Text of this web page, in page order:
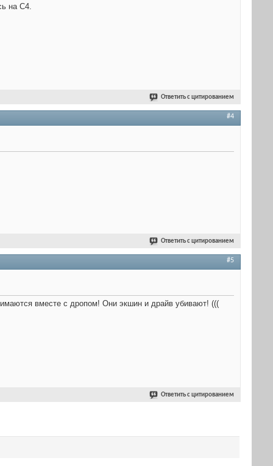
на С4.
Ответить с цитированием
#4
Ответить с цитированием
#5
вместе с дропом! Они экшин и драйв убивают! (((
Ответить с цитированием